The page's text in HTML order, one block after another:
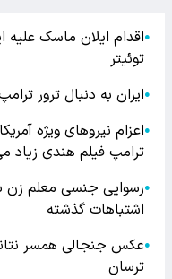
●اقدام ایلان ماسک علیه
توئیتر
●ایران به دنبال ترور
●اعزام نیروهای ویژه
ترامپ فیلم هندی زیاد
●
اشتباهات گذشته
●عکس جنجالی همسر
ترسان